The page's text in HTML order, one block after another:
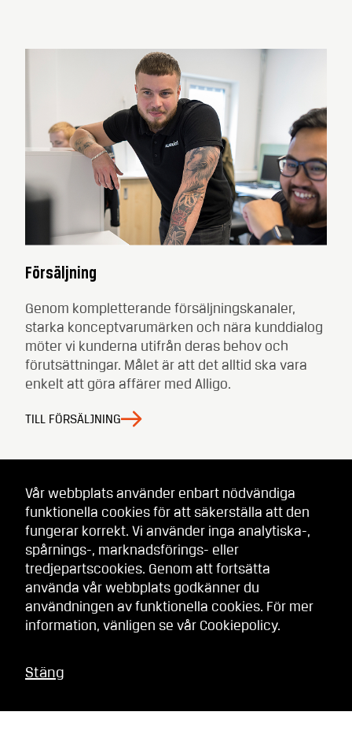
Försäljning
Genom kompletterande försäljningskanaler,
starka konceptvarumärken och nära kunddialog
möter vi kunderna utifrån deras behov och
förutsättningar. Målet är att det alltid ska vara
enkelt att göra affärer med Alligo.
TILL FÖRSÄLJNING
Vår webbplats använder enbart nödvändiga
funktionella cookies för att säkerställa att den
fungerar korrekt. Vi använder inga analytiska-,
spårnings-, marknadsförings- eller
tredjepartscookies. Genom att fortsätta
använda vår webbplats godkänner du
användningen av funktionella cookies. För mer
information, vänligen se vår Cookiepolicy.
Stäng